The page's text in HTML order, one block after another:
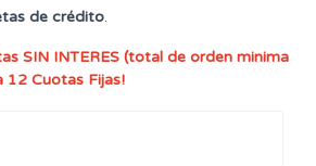
de crédito.
SIN INTERES (total de orden minima
12 Cuotas Fijas!